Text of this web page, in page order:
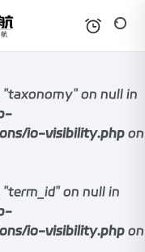
on null in
io-visibility.php on
on null in
io-visibility.php on